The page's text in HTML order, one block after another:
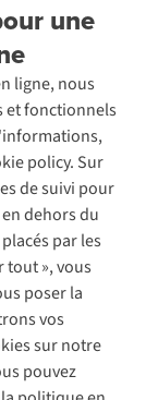
une
ligne, nous
et fonctionnels
policy. Sur
de suivi pour
dehors du
par les
tout », vous
poser la
vos
sur notre
pouvez